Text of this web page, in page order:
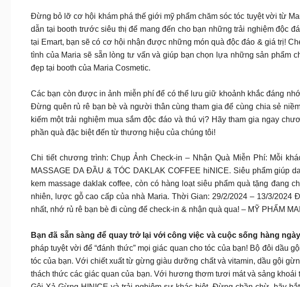
Đừng bỏ lỡ cơ hội khám phá thế giới mỹ phẩm chăm sóc tóc tuyệt vời từ
dẫn tại booth trước siêu thị để mang đến cho bạn những trải nghiệm độc
tại Emart, bạn sẽ có cơ hội nhận được những món quà độc đáo & giá trị!
tình của Maria sẽ sẵn lòng tư vấn và giúp bạn chọn lựa những sản phẩm
đẹp tại booth của Maria Cosmetic.
Các bạn còn được in ảnh miễn phí để có thể lưu giữ khoảnh khắc đáng
Đừng quên rủ rê bạn bè và người thân cùng tham gia để cùng chia sẻ
kiếm một trải nghiệm mua sắm độc đáo và thú vị? Hãy tham gia ngay
phần quà đặc biệt đến từ thương hiệu của chúng tôi!
Chi tiết chương trình: Chụp Ảnh Check-in – Nhận Quà Miễn Phí: Mỗi
MASSAGE DA ĐẦU & TÓC DAKLAK COFFEE hiNICE. Siêu phẩm giúp
kem massage daklak coffee, còn có hàng loạt siêu phẩm quà tặng đang
nhiên, lược gỗ cao cấp của nhà Maria. Thời Gian: 29/2/2024 – 13/3/
nhất, nhớ rủ rê bạn bè đi cùng để check-in & nhận quà qua! – MỸ PHẨM
Bạn đã sẵn sàng để quay trở lại với công việc và cuộc sống hàng
pháp tuyệt vời để “đánh thức” mọi giác quan cho tóc của bạn! Bộ đôi dầu
tóc của bạn. Với chiết xuất từ gừng giàu dưỡng chất và vitamin, dầu gội
thách thức các giác quan của bạn. Với hương thơm tươi mát và sảng